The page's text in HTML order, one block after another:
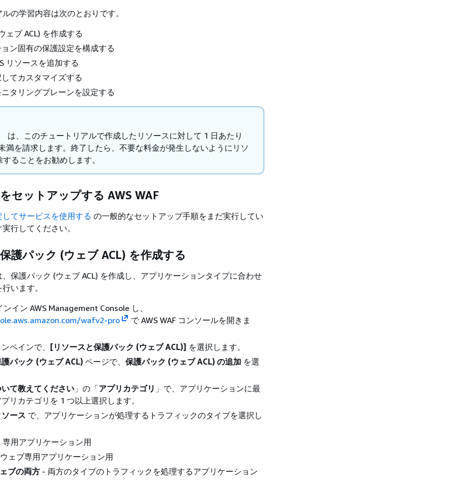
の学習内容は次のとおりです。
ェブ ACL) を作成する
ン固有の保護設定を構成する
リソースを追加する
てカスタマイズする
タリングプレーンを設定する
は、このチュートリアルで作成したリソースに対して 1 日あたり
満を請求します。終了したら、不要な料金が発生しないようにリソ
ることをお勧めします。
セットアップする AWS WAF
てサービスを使用する の一般的なセットアップ手順をまだ実行してい
行してください。
護パック (ウェブ ACL) を作成する
保護パック (ウェブ ACL) を作成し、アプリケーションタイプに合わせ
います。
イン AWS Management Console し、
wafv2-pro
で AWS WAF コンソールを開きま
ペインで、 [リソースと保護パック (ウェブ ACL)] を選択します。
パック (ウェブ ACL) ページで、 保護パック (ウェブ ACL) の追加 を選
て教えてください 」の「アプリカテゴリ 」で、アプリケーションに最
リカテゴリを 1 つ以上選択します。
ース で、アプリケーションが処理するトラフィックのタイプを選択し
用アプリケーション用
ェブ専用アプリケーション用
ブの両方 - 両方のタイプのトラフィックを処理するアプリケーション